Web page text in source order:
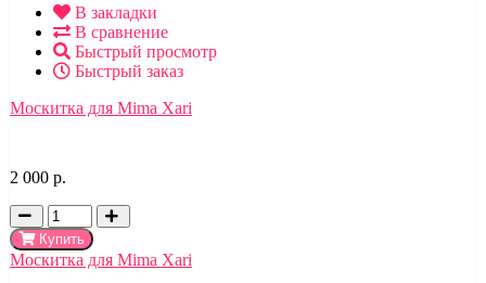
В закладки
В сравнение
Быстрый просмотр
Быстрый заказ
Москитка для Mima Xari
2 000 р.
Купить
Москитка для Mima Xari